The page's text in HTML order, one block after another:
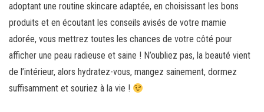
adoptant une routine skincare adaptée, en choisissant les bons
produits et en écoutant les conseils avisés de votre mamie
adorée, vous mettrez toutes les chances de votre côté pour
afficher une peau radieuse et saine ! N’oubliez pas, la beauté vient
de l’intérieur, alors hydratez-vous, mangez sainement, dormez
suffisamment et souriez à la vie !